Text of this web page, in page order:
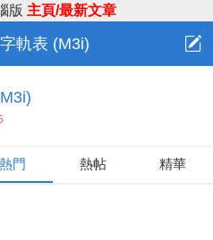
版 主頁/最新文章
軌表 (M3i)
熱門 熱帖 精華